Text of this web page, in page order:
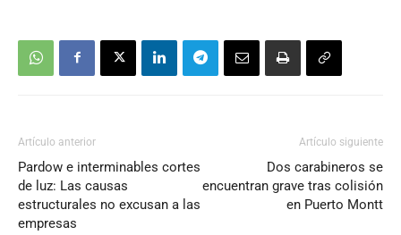
Artículo anterior
Pardow e interminables cortes
de luz: Las causas
estructurales no excusan a las
empresas
Artículo siguiente
Dos carabineros se
encuentran grave tras colisión
en Puerto Montt